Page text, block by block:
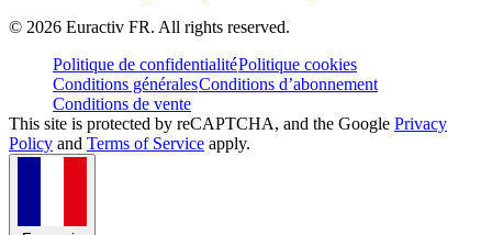
© 2026 Euractiv FR. All rights reserved.
Politique de confidentialitéPolitique cookies
Conditions généralesConditions d’abonnement
Conditions de vente
This site is protected by reCAPTCHA, and the Google Privacy
Policy and Terms of Service apply.